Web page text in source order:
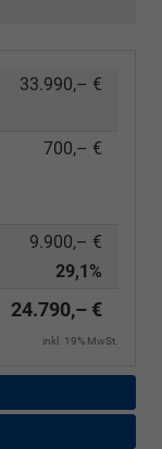
33.990,– €
700,– €
9.900,– €
29,1%
24.790,– €
inkl. 19% MwSt.